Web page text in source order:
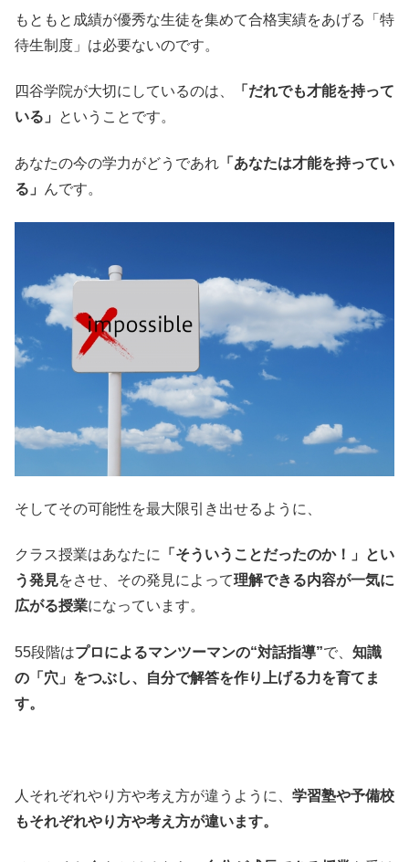
もともと成績が優秀な生徒を集めて合格実績をあげる「特
待生制度」は必要ないのです。
四谷学院が大切にしているのは、
「だれでも才能を持って
いる」
ということです。
あなたの今の学力がどうであれ 「あなたは才能を持ってい
る」
んです。
そしてその可能性を最大限引き出せるように、
クラス授業はあなたに 「そういうことだったのか！」とい
う発見をさせ、その発見によって理解できる内容が一気に
広がる授業になっています。
55段階はプロによるマンツーマンの“対話指導”で、 知識
の「穴」をつぶし、自分で解答を作り上げる力を育てま
す。
人それぞれやり方や考え方が違うように、 学習塾や予備校
もそれぞれやり方や考え方が違います。